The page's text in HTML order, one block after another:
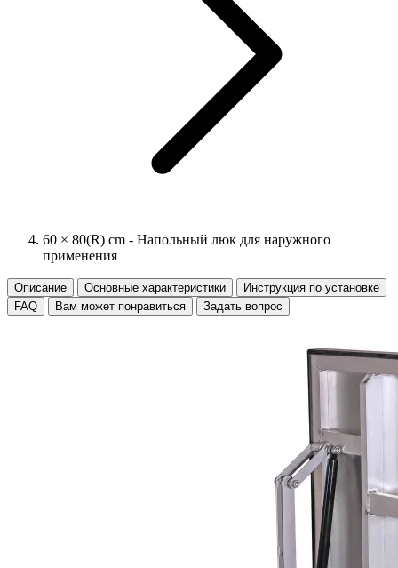
60 × 80(R) cm - Напольный люк для наружного
применения
Описание Основные характеристики
Инструкция по установке
FAQ
Вам может понравиться Задать вопрос